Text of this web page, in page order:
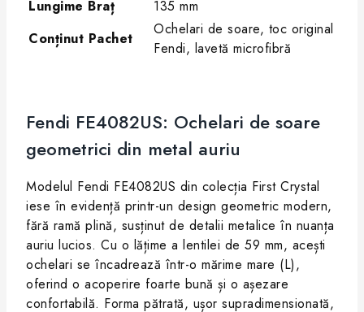
Lungime Braț
135 mm
Conținut Pachet
Ochelari de soare, toc original
Fendi, lavetă microfibră
Fendi FE4082US: Ochelari de soare
geometrici din metal auriu
Modelul Fendi FE4082US din colecția First Crystal
iese în evidență printr-un design geometric modern,
fără ramă plină, susținut de detalii metalice în nuanța
auriu lucios. Cu o lățime a lentilei de 59 mm, acești
ochelari se încadrează într-o mărime mare (L),
oferind o acoperire foarte bună și o așezare
confortabilă. Forma pătrată, ușor supradimensionată,